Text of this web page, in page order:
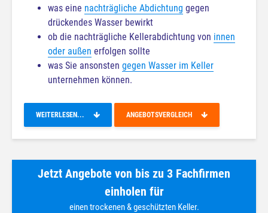
was eine nachträgliche Abdichtung gegen
drückendes Wasser bewirkt
ob die nachträgliche Kellerabdichtung von innen
oder außen erfolgen sollte
was Sie ansonsten gegen Wasser im Keller
unternehmen können.
WEITERLESEN... ANGEBOTSVERGLEICH
Jetzt Angebote von bis zu 3 Fachfirmen
einholen für
einen trockenen & geschützten Keller.